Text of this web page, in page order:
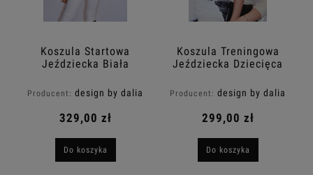
Koszula Startowa
Jeździecka Biała
Design By Dalia
Producent: design by dalia
329,00 zł
Do koszyka
Koszula Treningowa
Jeździecka Dziecięca
BLACKBERRY KIDS
Design By Dalia
Producent: design by dalia
299,00 zł
Do koszyka